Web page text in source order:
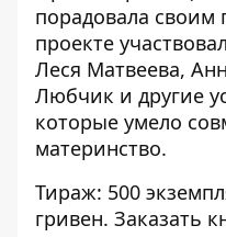
порадовала своим
проекте
Леся Матвеева,
Любчик и другие
которые умело
материнство.
Тираж: 500
гривен. Заказать